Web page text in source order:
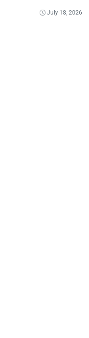
July 18, 2026